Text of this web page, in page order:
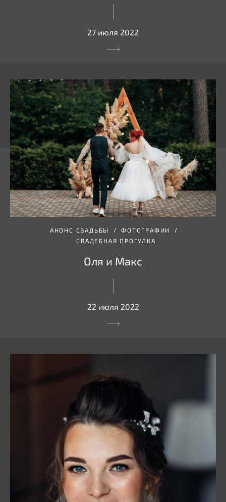
27 июля 2022
АНОНС СВАДЬБЫ
ФОТОГРАФИИ
СВАДЕБНАЯ ПРОГУЛКА
Оля и Макс
22 июля 2022